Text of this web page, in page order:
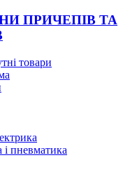
ПРИЧЕПІВ ТА
товари
і пневматика